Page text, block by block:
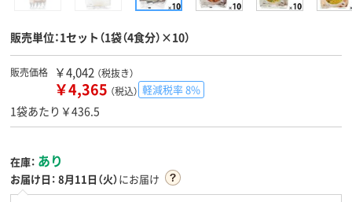
販売単位：1セット（1袋（4食分）×10）
販売価格 ￥4,042 （税抜き）
￥4,365 （税込） 軽減税率 8%
1袋あたり￥436.5
在庫： あり
お届け日： 8月11日（火）にお届け